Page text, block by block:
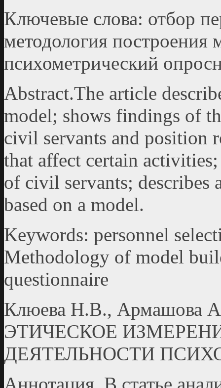
Ключевые слова: отбор
методология построения
психометрический
Abstract.The article
model; shows findings of
civil servants and position
that affect certain
of civil servants; describes
based on a model.
Keywords: personnel
Methodology of model
questionnaire
Клюева Н.В., Армашова
ЭТИЧЕСКОЕ
ДЕЯТЕЛЬНОСТИ